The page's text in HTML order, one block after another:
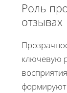
Роль
отзывах
ключевую